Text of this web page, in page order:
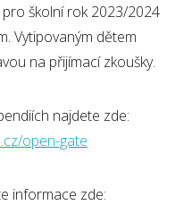
školní rok 2023/2024
Vytipovaným dětem
na přijímací zkoušky.
najdete zde:
open-gate
informace zde: